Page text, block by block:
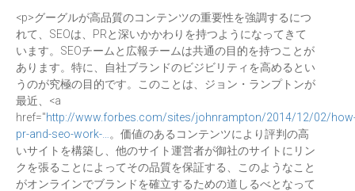
<p>グーグルが高品質のコンテンツの重要性を強調するにつ
れて、SEOは、PRと深いかかわりを持つようになってきて
います。SEOチームと広報チームは共通の目的を持つことが
あります。特に、自社ブランドのビジビリティを高めるとい
うのが究極の目的です。このことは、ジョン・ランプトンが
最近、<a
href="http://www.forbes.com/sites/johnrampton/2014/12/02/
pr-and-seo-work-…
。価値のあるコンテンツにより評判の高
いサイトを構築し、他のサイト運営者が御社のサイトにリン
クを張ることによってその品質を保証する、このようなこと
がオンラインでブランドを確立するための道しるべとなって